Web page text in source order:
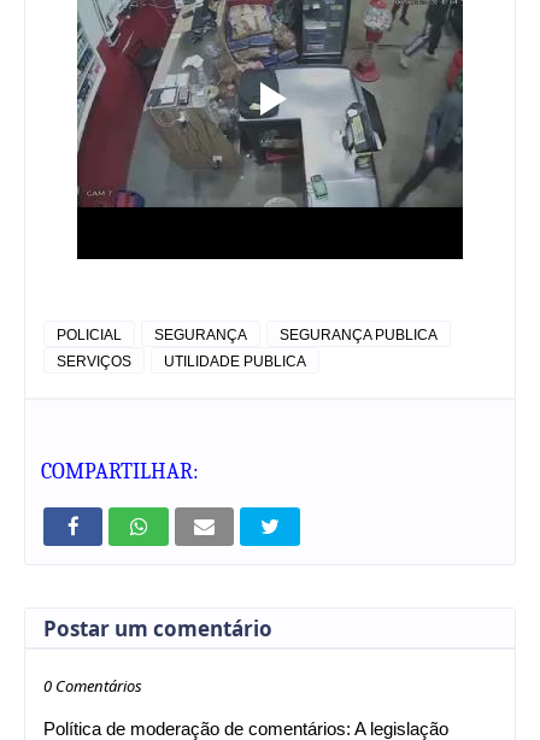
POLICIAL SEGURANÇA
SEGURANÇA PUBLICA
SERVIÇOS
UTILIDADE PUBLICA
COMPARTILHAR:
Postar um comentário
0 Comentários
Política de moderação de comentários: A legislação